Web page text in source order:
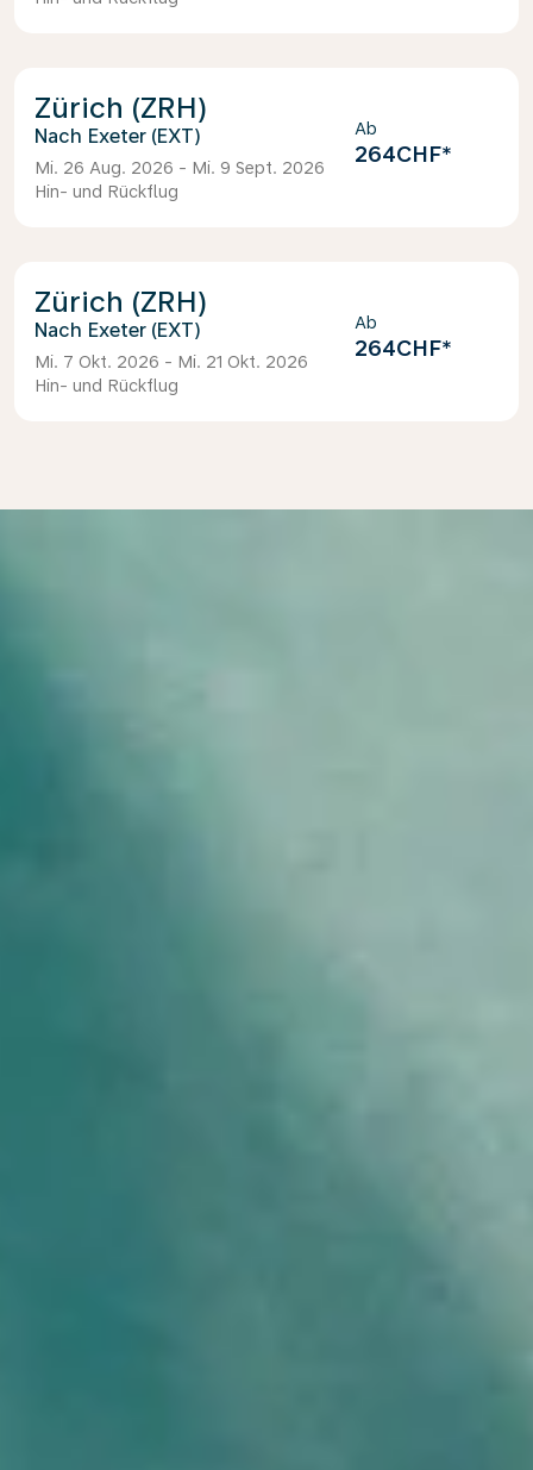
Zürich (ZRH)
Exeter (EXT)
Mi. 26 Aug. 2026 - Mi. 9 Sept. 2026
Hin- und Rückflug
Ab
264CHF*
Zürich (ZRH)
Exeter (EXT)
Mi. 7 Okt. 2026 - Mi. 21 Okt. 2026
Hin- und Rückflug
Ab
264CHF*